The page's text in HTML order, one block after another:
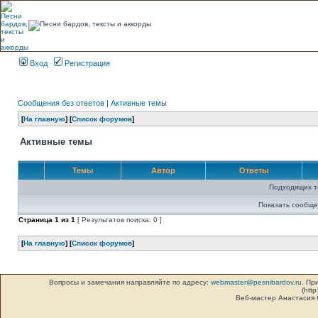
Вход Регистрация
Сообщения без ответов | Активные темы
[На главную] [Список форумов]
Активные темы
Темы Автор Ответы
Подходящих
Показать
Страница 1 из 1 [ Результатов поиска: 0 ]
[На главную] [Список форумов]
Вопросы и замечания направляйте по адресу: webmaster@pesnibardov.ru .
Веб-мастер